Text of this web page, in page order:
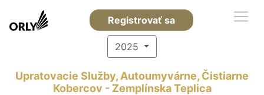
Registrovať sa
2025
Upratovacie Služby, Autoumyvárne, Čistiarne
Kobercov - Zemplínska Teplica